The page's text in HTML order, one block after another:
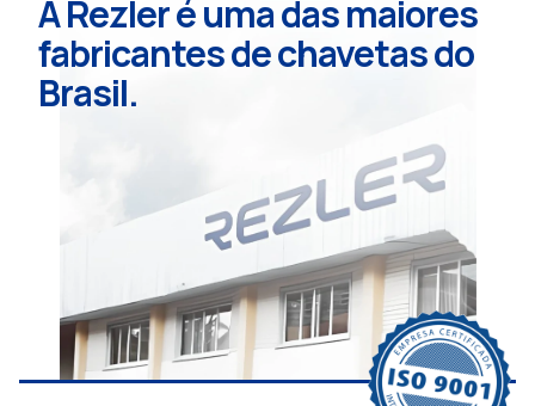
A Rezler é uma das maiores
fabricantes de chavetas do
Brasil.